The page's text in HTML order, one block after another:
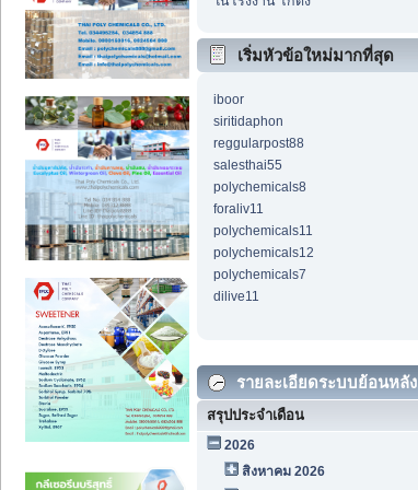
เริ่มหัวข้อใหม่มากที่สุด
iboor
siritidaphon
reggularpost88
salesthai55
polychemicals8
foraliv11
polychemicals11
polychemicals12
polychemicals7
dilive11
รายละเอียดระบบย้อนหลัง
สรุปประจำเดือน
2026
สิงหาคม 2026